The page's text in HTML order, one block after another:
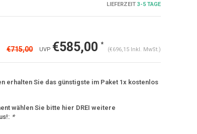
LIEFERZEIT3-5 TAGE
€715,00 UVP €585,00 *
(€696,15 Inkl. MwSt.)
erhalten Sie das günstigste im Paket 1x kostenlos
wählen Sie bitte hier DREI weitere
*